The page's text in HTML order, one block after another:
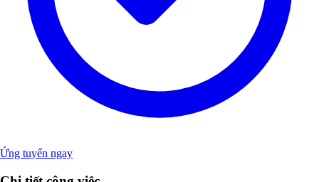
Ứng tuyển ngay